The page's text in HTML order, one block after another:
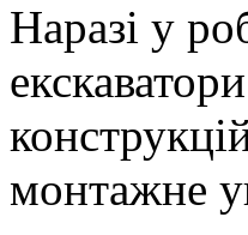
Наразі у
монтажне